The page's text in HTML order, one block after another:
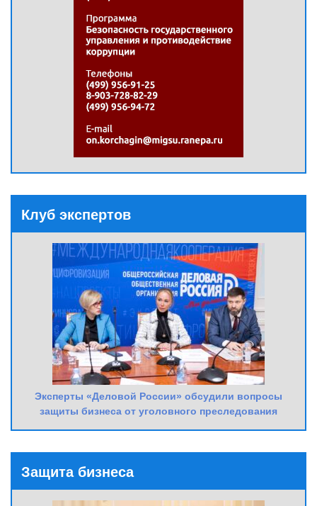
Клуб экспертов
Эксперты «Деловой России» обсудили вопросы
защиты бизнеса от уголовного преследования
Защита бизнеса